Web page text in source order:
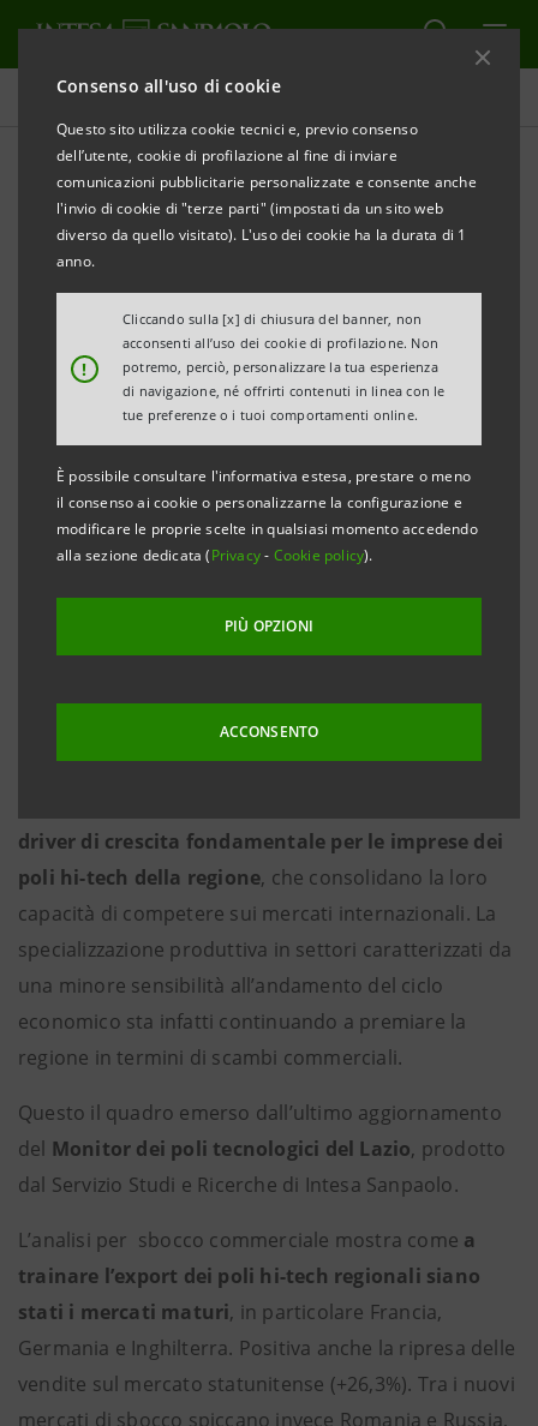
Consenso all'uso di cookie
Questo sito utilizza cookie tecnici e, previo consenso
dell’utente, cookie di profilazione al fine di inviare
comunicazioni pubblicitarie personalizzate e consente anche
l'invio di cookie di "terze parti" (impostati da un sito web
diverso da quello visitato). L'uso dei cookie ha la durata di 1
anno.
!
Cliccando sulla [x] di chiusura del banner, non
acconsenti all’uso dei cookie di profilazione. Non
potremo, perciò, personalizzare la tua esperienza
di navigazione, né offrirti contenuti in linea con le
tue preferenze o i tuoi comportamenti online.
È possibile consultare l'informativa estesa, prestare o meno
il consenso ai cookie o personalizzarne la configurazione e
modificare le proprie scelte in qualsiasi momento accedendo
alla sezione dedicata (Privacy- Cookie policy).
PIÙ OPZIONI
ACCONSENTO
Comunicati stampa
STAMPA AGGIORNA
• Poli tecnologici laziali: cresce del +13,3% l’export nel
terzo trimestre 2012
• Nel terzo trimestre è il polo farmaceutico a trainare
l’export regionale con un incremento del +19,4%
• Ancora critica la situazione sul mercato del lavoro
Roma, 17 gennaio 2013 –Il terzo trimestre conferma
il buon andamento dei poli tecnologici laziali
che
hanno chiusocon una crescita (tendenziale) delle
migliore rispetto alla media nazionale (+2,3%).
trainare la performance del Lazio continua ad
essere il polo farmaceutico(+19,4%); bene anche
l’ICT (+6%), mentre evidenzia un calo il polo
aereonautico (-8,1%). A fronte di una domanda
driver di crescita fondamentale per le imprese dei
poli hi-tech della regione, che consolidano la loro
capacità di competere sui mercati internazionali. La
specializzazione produttiva in settori caratterizzati da
una minore sensibilità all’andamento del ciclo
economico sta infatti continuando a premiare la
regione in termini di scambi commerciali.
Questo il quadro emerso dall’ultimo aggiornamento
del Monitor dei poli tecnologici del Lazio, prodotto
dal Servizio Studi e Ricerche di Intesa Sanpaolo.
L’analisi per sbocco commerciale mostra come a
trainare l’export dei poli hi-tech regionali siano
stati i mercati maturi, in particolare Francia,
Germania e Inghilterra. Positiva anche la ripresa delle
vendite sul mercato statunitense (+26,3%). Tra i nuovi
mercati di sbocco spiccano invece Romania e Russia,